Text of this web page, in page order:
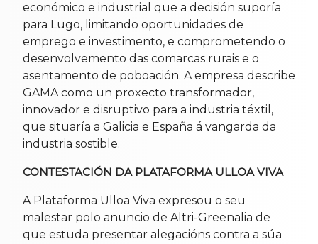
económico e industrial que a decisión suporía
para Lugo, limitando oportunidades de
emprego e investimento, e comprometendo o
desenvolvemento das comarcas rurais e o
asentamento de poboación. A empresa describe
GAMA como un proxecto transformador,
innovador e disruptivo para a industria téxtil,
que situaría a Galicia e España á vangarda da
industria sostible.
CONTESTACIÓN DA PLATAFORMA ULLOA VIVA
A Plataforma Ulloa Viva expresou o seu
malestar polo anuncio de Altri-Greenalia de
que estuda presentar alegacións contra a súa